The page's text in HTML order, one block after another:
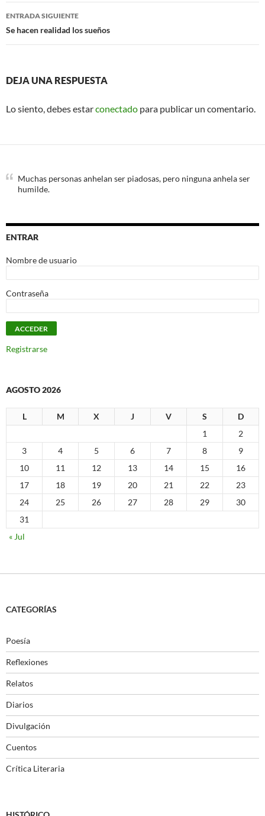
entradas
ENTRADA SIGUIENTE
Se hacen realidad los sueños
DEJA UNA RESPUESTA
Lo siento, debes estarconectado para publicar un comentario.
Muchas personas anhelan ser piadosas, pero ninguna anhela ser
humilde.
ENTRAR
Nombre de usuario
Contraseña
Registrarse
AGOSTO 2026
L M X J V S
D
1
2
3
4 5 6 7 8
9
10
11 12 13 14 15
16
17
18 19 20 21 22
23
24
25 26 27 28 29
30
31
« Jul
CATEGORÍAS
Poesía
Reflexiones
Relatos
Diarios
Divulgación
Cuentos
Crítica Literaria